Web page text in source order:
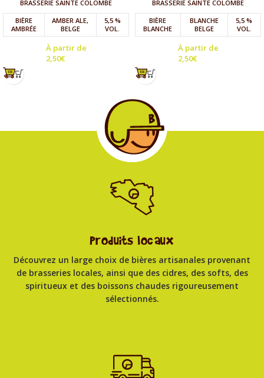
BRASSERIE SAINTE COLOMBE
BIÈRE
AMBRÉE
AMBER ALE,
BELGE
5,5 %
VOL.
À partir de
2,50€
BRASSERIE SAINTE COLOMBE
BIÈRE
BLANCHE
BLANCHE
BELGE
5,5 %
VOL.
À partir de
2,50€
Produits locaux
Découvrez un large choix de bières artisanales provenant
de brasseries locales, ainsi que des cidres, des softs, des
spiritueux et des boissons chaudes rigoureusement
sélectionnés.